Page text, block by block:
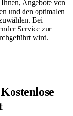
Angebote von
und den optimalen
Bei
Service zur
wird.